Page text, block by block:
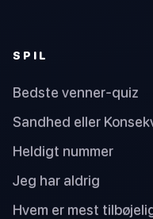
SPIL
Bedste venner-quiz
Sandhed eller
Heldigt nummer
Jeg har aldrig
Hvem er mest